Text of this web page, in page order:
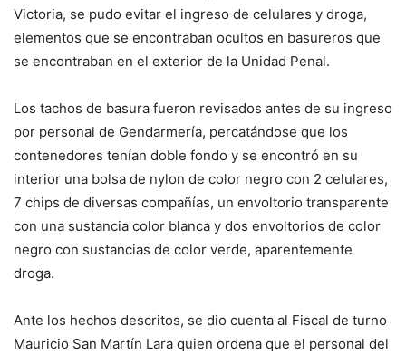
Victoria, se pudo evitar el ingreso de celulares y droga,
elementos que se encontraban ocultos en basureros que
se encontraban en el exterior de la Unidad Penal.
Los tachos de basura fueron revisados antes de su ingreso
por personal de Gendarmería, percatándose que los
contenedores tenían doble fondo y se encontró en su
interior una bolsa de nylon de color negro con 2 celulares,
7 chips de diversas compañías, un envoltorio transparente
con una sustancia color blanca y dos envoltorios de color
negro con sustancias de color verde, aparentemente
droga.
Ante los hechos descritos, se dio cuenta al Fiscal de turno
Mauricio San Martín Lara quien ordena que el personal del